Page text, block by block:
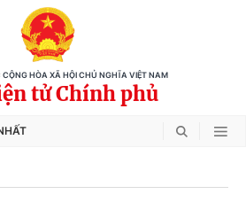
HÒA XÃ HỘI CHỦ NGHĨA VIỆT NAM
tử Chính phủ